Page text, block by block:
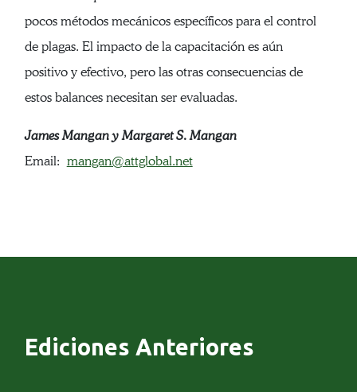
pocos métodos mecánicos específicos para el control
de plagas. El impacto de la capacitación es aún
positivo y efectivo, pero las otras consecuencias de
estos balances necesitan ser evaluadas.
James Mangan y Margaret S. Mangan
Email: mangan@attglobal.net
Ediciones Anteriores